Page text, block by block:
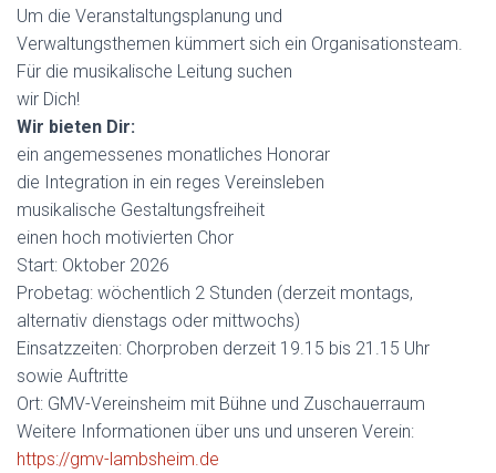
Um die Veranstaltungsplanung und
Verwaltungsthemen kümmert sich ein Organisationsteam.
Für die musikalische Leitung suchen
wir Dich!
Wir bieten Dir:
ein angemessenes monatliches Honorar
die Integration in ein reges Vereinsleben
musikalische Gestaltungsfreiheit
einen hoch motivierten Chor
Start: Oktober 2026
Probetag: wöchentlich 2 Stunden (derzeit montags,
alternativ dienstags oder mittwochs)
Einsatzzeiten: Chorproben derzeit 19.15 bis 21.15 Uhr
sowie Auftritte
Ort: GMV-Vereinsheim mit Bühne und Zuschauerraum
Weitere Informationen über uns und unseren Verein:
https://gmv-lambsheim.de